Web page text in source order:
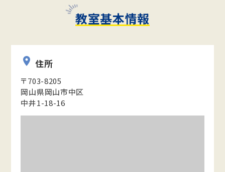
教室基本情報
住所
〒703-8205
岡山県岡山市中区
中井1-18-16